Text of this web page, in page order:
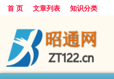
首 页 文章列表 知识分类